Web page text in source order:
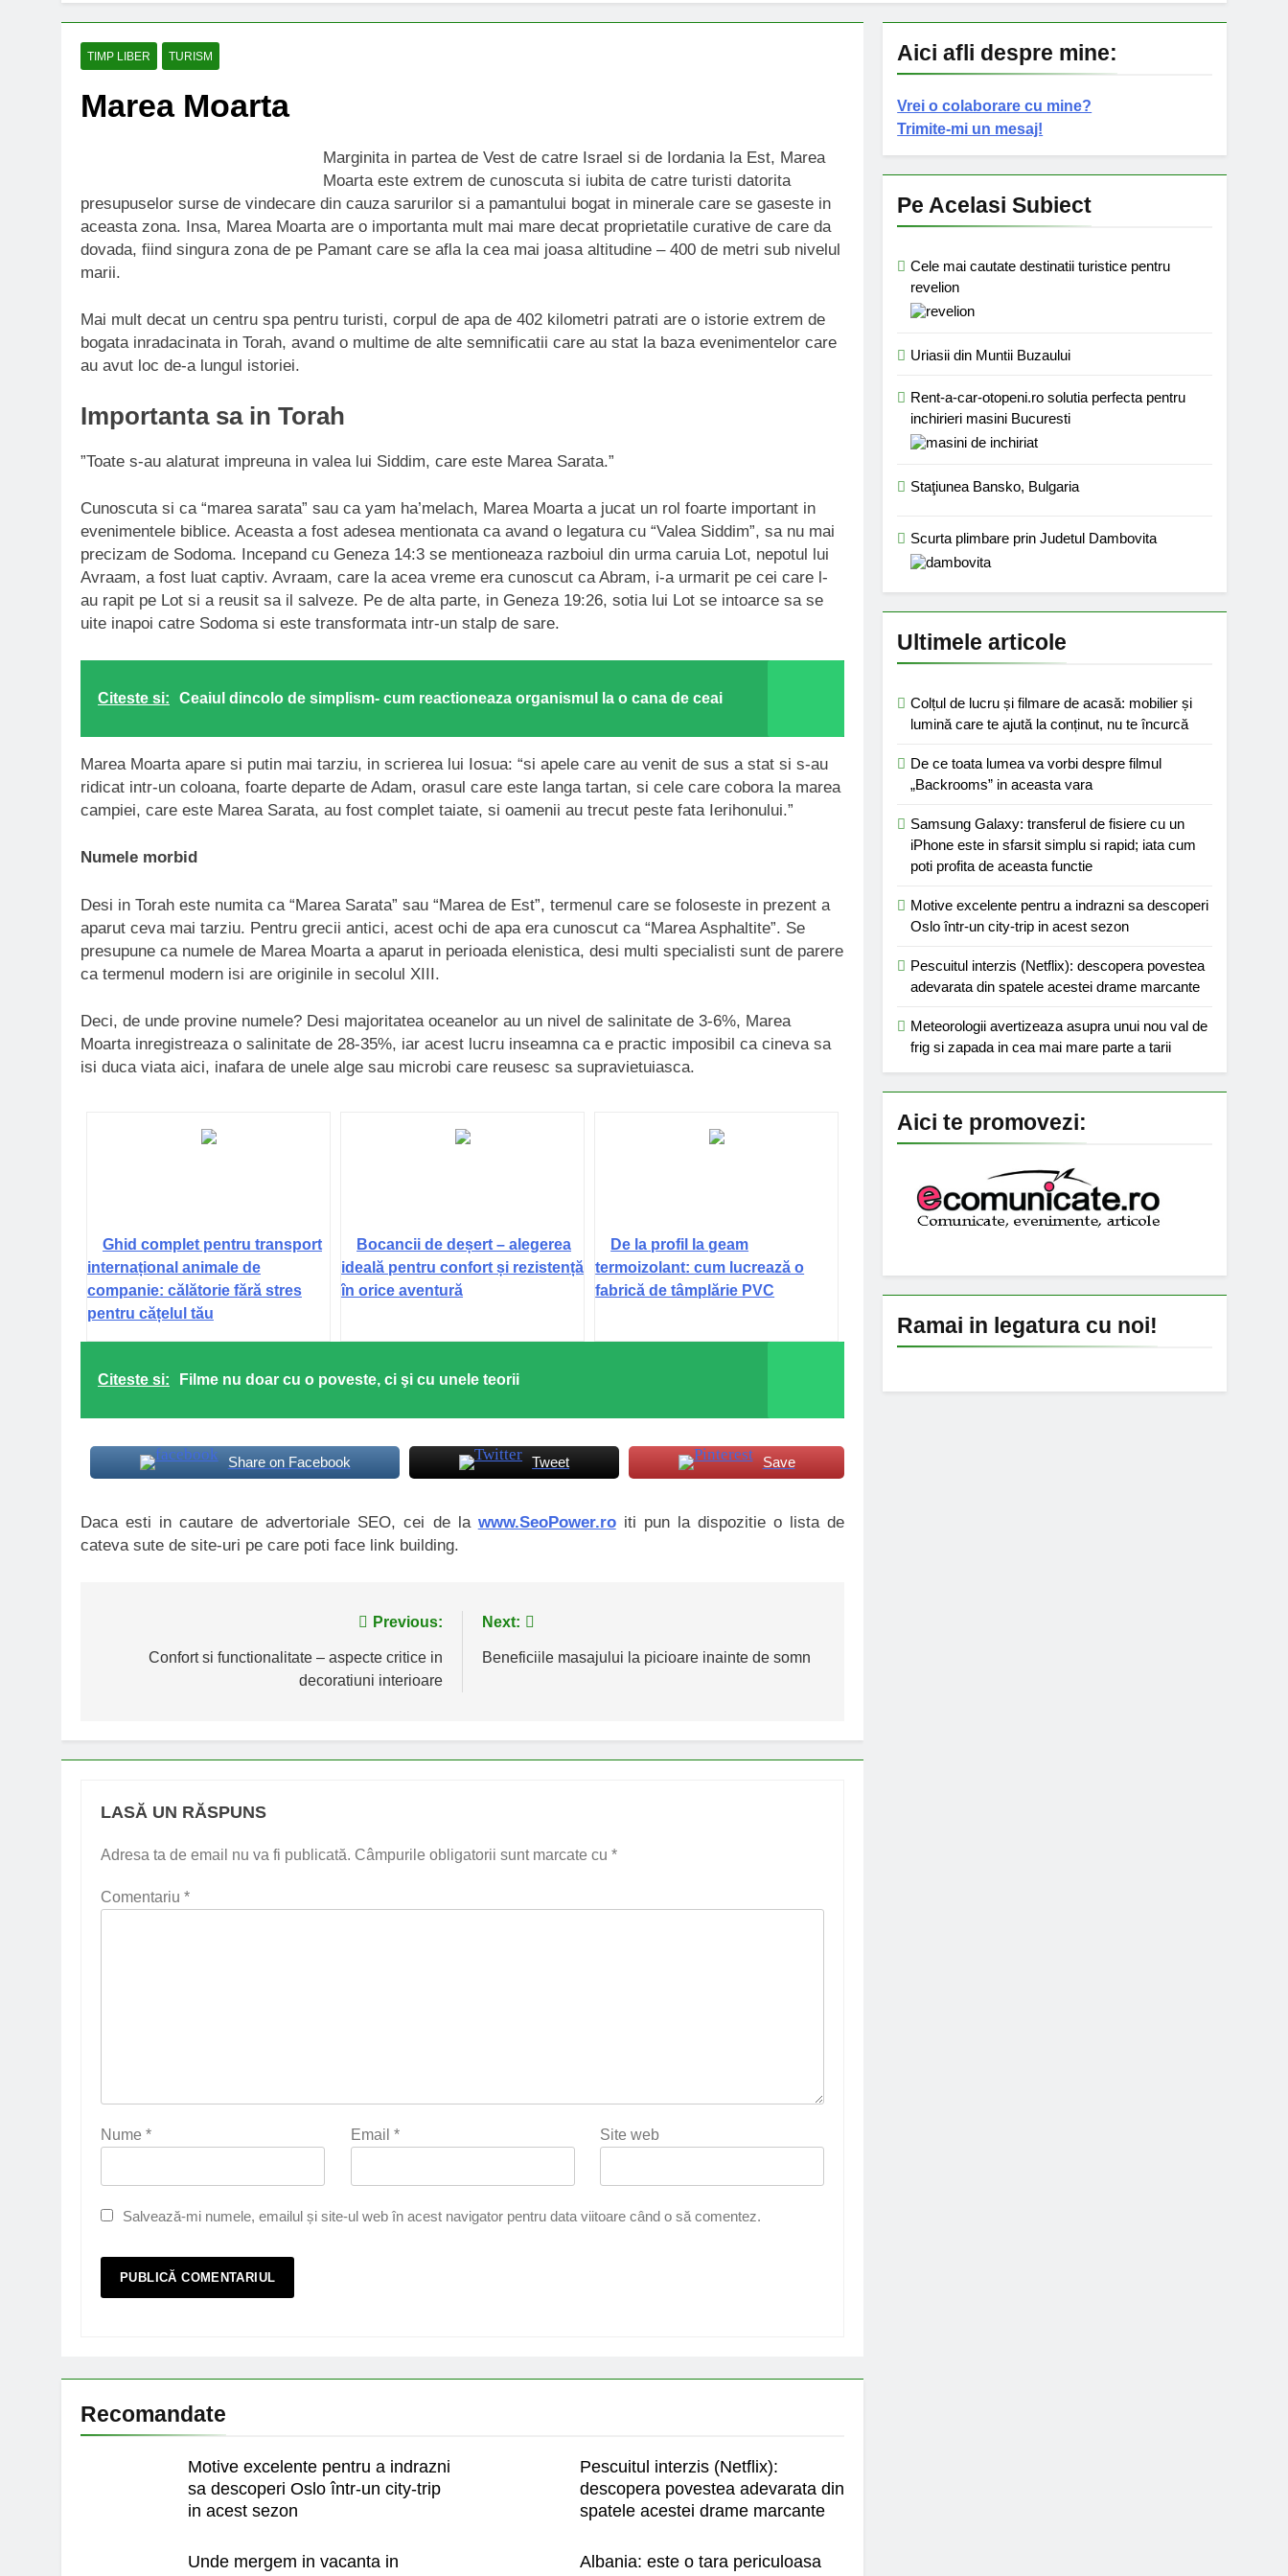
TIMP LIBER TURISM
Marea Moarta
Marginita in partea de Vest de catre Israel si de Iordania la Est, Marea
Moarta este extrem de cunoscuta si iubita de catre turisti datorita
presupuselor surse de vindecare din cauza sarurilor si a pamantului bogat in minerale care se gaseste in
aceasta zona. Insa, Marea Moarta are o importanta mult mai mare decat proprietatile curative de care da
dovada, fiind singura zona de pe Pamant care se afla la cea mai joasa altitudine – 400 de metri sub nivelul
marii.
Mai mult decat un centru spa pentru turisti, corpul de apa de 402 kilometri patrati are o istorie extrem de
bogata inradacinata in Torah, avand o multime de alte semnificatii care au stat la baza evenimentelor care
au avut loc de-a lungul istoriei.
Importanta sa in Torah
”Toate s-au alaturat impreuna in valea lui Siddim, care este Marea Sarata.”
Cunoscuta si ca “marea sarata” sau ca yam ha’melach, Marea Moarta a jucat un rol foarte important in
evenimentele biblice. Aceasta a fost adesea mentionata ca avand o legatura cu “Valea Siddim”, sa nu mai
precizam de Sodoma. Incepand cu Geneza 14:3 se mentioneaza razboiul din urma caruia Lot, nepotul lui
Avraam, a fost luat captiv. Avraam, care la acea vreme era cunoscut ca Abram, i-a urmarit pe cei care l-
au rapit pe Lot si a reusit sa il salveze. Pe de alta parte, in Geneza 19:26, sotia lui Lot se intoarce sa se
uite inapoi catre Sodoma si este transformata intr-un stalp de sare.
Citeste si: Ceaiul dincolo de simplism- cum reactioneaza organismul la o cana de ceai
Marea Moarta apare si putin mai tarziu, in scrierea lui Iosua: “si apele care au venit de sus a stat si s-au
ridicat intr-un coloana, foarte departe de Adam, orasul care este langa tartan, si cele care cobora la marea
campiei, care este Marea Sarata, au fost complet taiate, si oamenii au trecut peste fata Ierihonului.”
Numele morbid
Desi in Torah este numita ca “Marea Sarata” sau “Marea de Est”, termenul care se foloseste in prezent a
aparut ceva mai tarziu. Pentru grecii antici, acest ochi de apa era cunoscut ca “Marea Asphaltite”. Se
presupune ca numele de Marea Moarta a aparut in perioada elenistica, desi multi specialisti sunt de parere
ca termenul modern isi are originile in secolul XIII.
Deci, de unde provine numele? Desi majoritatea oceanelor au un nivel de salinitate de 3-6%, Marea
Moarta inregistreaza o salinitate de 28-35%, iar acest lucru inseamna ca e practic imposibil ca cineva sa
isi duca viata aici, inafara de unele alge sau microbi care reusesc sa supravietuiasca.
Ghid complet pentru transport
internațional animale de
companie: călătorie fără stres
pentru cățelul tău
Bocancii de deșert – alegerea
ideală pentru confort și rezistență
în orice aventură
De la profil la geam
termoizolant: cum lucrează o
fabrică de tâmplărie PVC
Citeste si: Filme nu doar cu o poveste, ci şi cu unele teorii
Share on Facebook Tweet Save
Daca esti in cautare de advertoriale SEO, cei de la www.SeoPower.roiti pun la dispozitie o lista de
cateva sute de site-uri pe care poti face link building.
Previous:
Confort si functionalitate – aspecte critice in
decoratiuni interioare
Next:
Beneficiile masajului la picioare inainte de somn
LASĂ UN RĂSPUNS
Adresa ta de email nu va fi publicată. Câmpurile obligatorii sunt marcate cu *
Comentariu *
Nume * Email * Site web
Salvează-mi numele, emailul și site-ul web în acest navigator pentru data viitoare când o să comentez.
Recomandate
Motive excelente pentru a indrazni
sa descoperi Oslo într-un city-trip
in acest sezon
Pescuitul interzis (Netflix):
descopera povestea adevarata din
spatele acestei drame marcante
Unde mergem in vacanta in
Albania: este o tara periculoasa
Aici afli despre mine:
Vrei o colaborare cu mine?
Trimite-mi un mesaj!
Pe Acelasi Subiect
Cele mai cautate destinatii turistice pentru
revelion
Uriasii din Muntii Buzaului
Rent-a-car-otopeni.ro solutia perfecta pentru
inchirieri masini Bucuresti
Staţiunea Bansko, Bulgaria
Scurta plimbare prin Judetul Dambovita
Ultimele articole
Colțul de lucru și filmare de acasă: mobilier și
lumină care te ajută la conținut, nu te încurcă
De ce toata lumea va vorbi despre filmul
„Backrooms” in aceasta vara
Samsung Galaxy: transferul de fisiere cu un
iPhone este in sfarsit simplu si rapid; iata cum
poti profita de aceasta functie
Motive excelente pentru a indrazni sa descoperi
Oslo într-un city-trip in acest sezon
Pescuitul interzis (Netflix): descopera povestea
adevarata din spatele acestei drame marcante
Meteorologii avertizeaza asupra unui nou val de
frig si zapada in cea mai mare parte a tarii
Aici te promovezi:
Ramai in legatura cu noi!